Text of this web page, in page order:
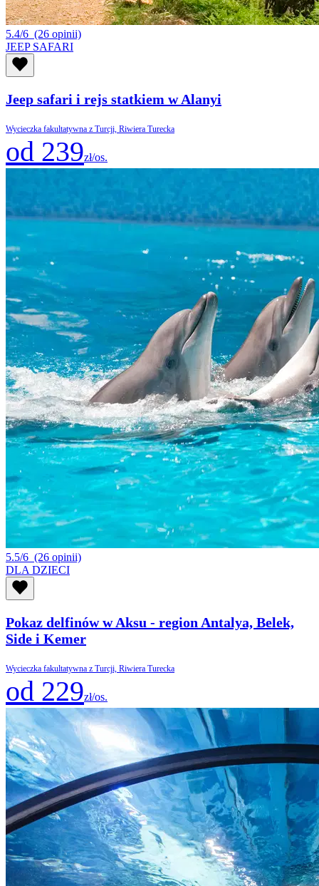
5.4/6 (26 opinii)
JEEP SAFARI
Jeep safari i rejs statkiem w Alanyi
Wycieczka fakultatywna z Turcji, Riwiera Turecka
od 239zł/os.
5.5/6 (26 opinii)
DLA DZIECI
Pokaz delfinów w Aksu - region Antalya, Belek,
Side i Kemer
Wycieczka fakultatywna z Turcji, Riwiera Turecka
od 229zł/os.